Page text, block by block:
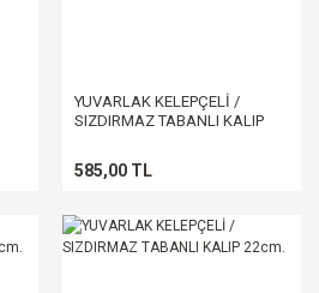
YUVARLAK KELEPÇELİ /
SIZDIRMAZ TABANLI KALIP
585,00 TL